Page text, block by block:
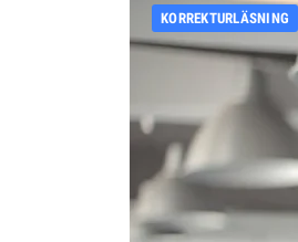
KORREKTURLÄSNING